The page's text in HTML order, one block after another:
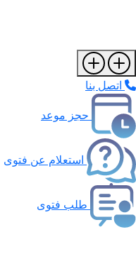
اتصل بنا
حجز موعد
استعلام عن فتوى
طلب فتوى